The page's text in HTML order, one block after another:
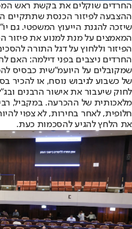
החרדים שוקלים את בקשת ראש
ההצבעה לפיזור הכנסת שתתקיים
שיזכה להגנת הייעוץ המשפטי. גם
המאמצים על מנת למנוע את פיזור
הפיזור וללחוץ על דגל התורה
החרדים ניצבים בפני דילמה: האם
שמקובלים על היועמ"שית כבסיס
של כשבוע לגיבוש נוסח, או להכיר
לחוק שיעבור את אישור הרבנים
מלאכותית של ההכרעה. במקביל,
חלופית, לאחר בחירות, לא צפוי
את הלחץ להגיע להסכמות כעת.